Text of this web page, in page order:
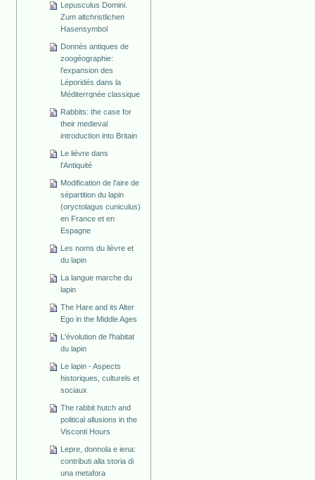
Lepusculus Domini.
Zum altchristlichen
Hasensymbol
Donnés antiques de
zoogéographie:
l'expansion des
Léporidés dans la
Méditerrqnée classique
Rabbits: the case for
their medieval
introduction into Britain
Le lièvre dans
l'Antiquité
Modification de l'aire de
sépartition du lapin
(oryctolagus cuniculus)
en France et en
Espagne
Les noms du lièvre et
du lapin
La langue marche du
lapin
The Hare and its Alter
Ego in the Middle Ages
L'évolution de l'habitat
du lapin
Le lapin - Aspects
historiques, culturels et
sociaux
The rabbit hutch and
political allusions in the
Visconti Hours
Lepre, donnola e iena:
contributi alla storia di
una metafora